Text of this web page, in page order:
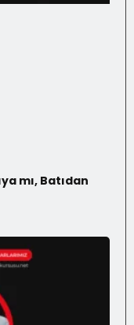
mı, Batıdan